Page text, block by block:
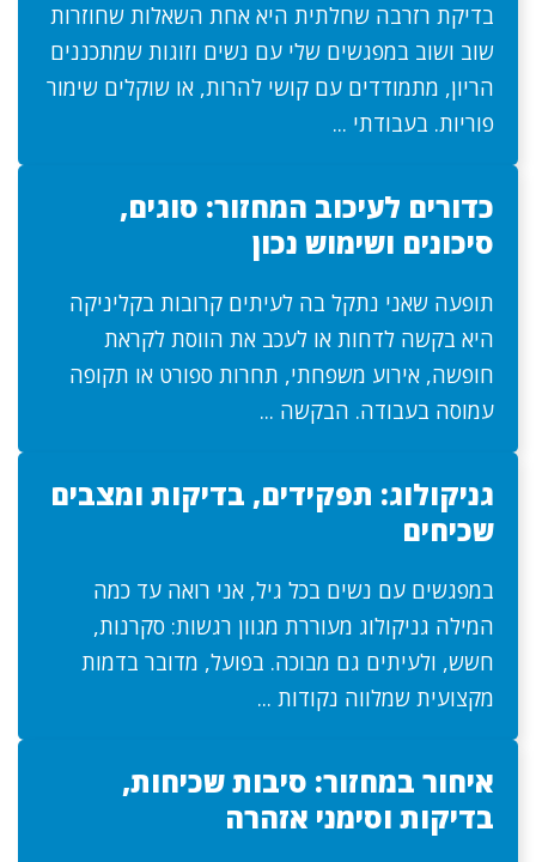
בדיקת רזרבה שחלתית היא אחת השאלות שחוזרות
שוב ושוב במפגשים שלי עם נשים וזוגות שמתכננים
הריון, מתמודדים עם קושי להרות, או שוקלים שימור
פוריות. בעבודתי ...
כדורים לעיכוב המחזור: סוגים,
סיכונים ושימוש נכון
תופעה שאני נתקל בה לעיתים קרובות בקליניקה
היא בקשה לדחות או לעכב את הווסת לקראת
חופשה, אירוע משפחתי, תחרות ספורט או תקופה
עמוסה בעבודה. הבקשה ...
גניקולוג: תפקידים, בדיקות ומצבים
שכיחים
במפגשים עם נשים בכל גיל, אני רואה עד כמה
המילה גניקולוג מעוררת מגוון רגשות: סקרנות,
חשש, ולעיתים גם מבוכה. בפועל, מדובר בדמות
מקצועית שמלווה נקודות ...
איחור במחזור: סיבות שכיחות,
בדיקות וסימני אזהרה